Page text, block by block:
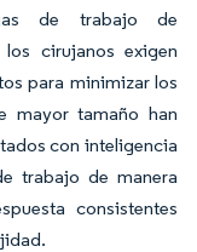
de trabajo de
cirujanos exigen
para minimizar los
mayor tamaño han
con inteligencia
trabajo de manera
consistentes